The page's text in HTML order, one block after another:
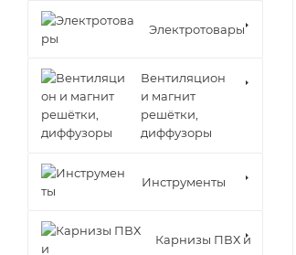
Электротовары
Вентиляцион
и магнит
решётки,
диффузоры
Инструменты
Карнизы ПВХ и